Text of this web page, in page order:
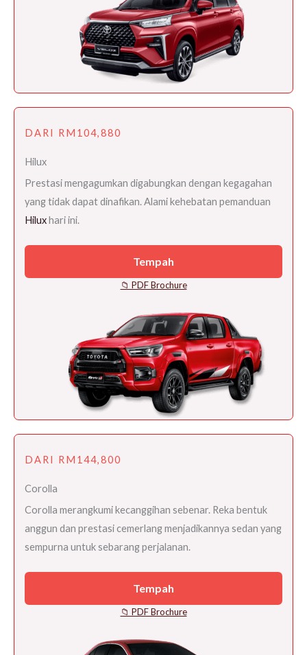
DARI RM104,880
Hilux
Prestasi mengagumkan digabungkan dengan kegagahan
yang tidak dapat dinafikan. Alami kehebatan pemanduan
Hiluxhari ini.
Tempah
📁 PDF Brochure
DARI RM144,800
Corolla
Corolla merangkumi kecanggihan sebenar. Reka bentuk
anggun dan prestasi cemerlang menjadikannya sedan yang
sempurna untuk sebarang perjalanan.
Tempah
📁 PDF Brochure